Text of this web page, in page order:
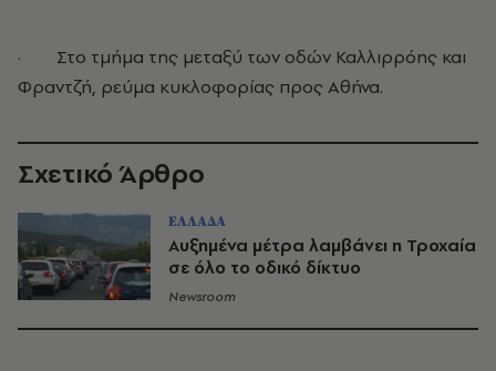
· Στο τμήμα της μεταξύ των οδών Καλλιρρόης και
Φραντζή, ρεύμα κυκλοφορίας προς Αθήνα.
Σχετικό Άρθρο
ΕΛΛΑΔΑ
Αυξημένα μέτρα λαμβάνει η Τροχαία
σε όλο το οδικό δίκτυο
Newsroom